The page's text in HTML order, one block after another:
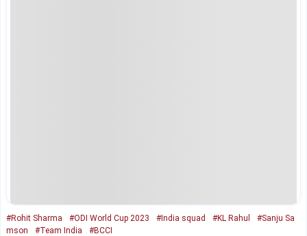
#Rohit Sharma #ODI World Cup 2023 #India squad #KL Rahul
#Sanju Sa
mson
#Team India #BCCI